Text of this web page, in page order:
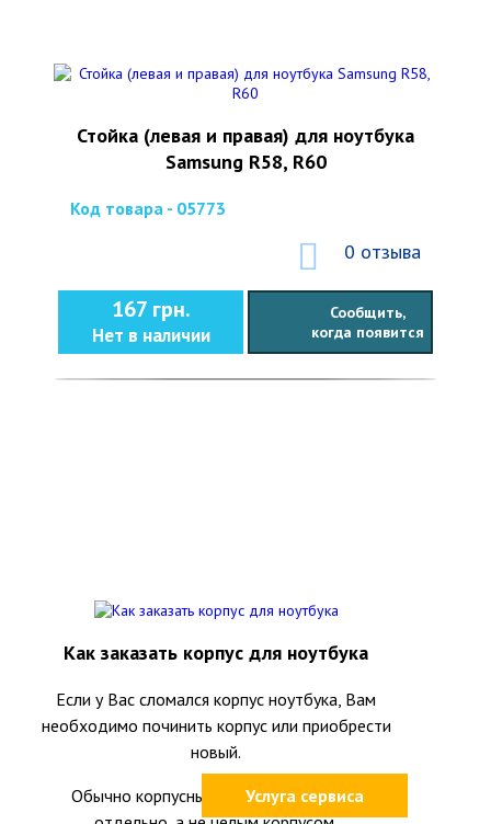
Стойка (левая и правая) для ноутбука
Samsung R58, R60
Код товара - 05773
0 отзыва
167 грн.
Нет в наличии
Сообщить,
когда появится
Услуга сервиса
Как заказать корпус для ноутбука
Если у Вас сломался корпус ноутбука, Вам
необходимо починить корпус или приобрести
новый.
Обычно корпусные детали продаются